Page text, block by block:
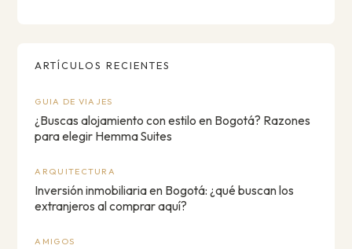
ARTÍCULOS RECIENTES
GUIA DE VIAJES
¿Buscas alojamiento con estilo en Bogotá? Razones
para elegir Hemma Suites
ARQUITECTURA
Inversión inmobiliaria en Bogotá: ¿qué buscan los
extranjeros al comprar aquí?
AMIGOS